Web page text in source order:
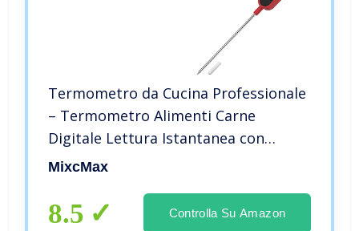
Termometro da Cucina Professionale
– Termometro Alimenti Carne
Digitale Lettura Istantanea con
Sonda Lunga per Liquidi Vino Latte
Rosso
MixcMax
8.5 Controlla Su Amazon